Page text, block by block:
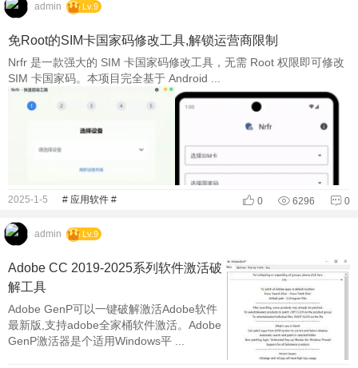
admin Lv.9
免Root的SIM卡国家码修改工具,解锁运营商限制
Nrfr 是一款强大的 SIM 卡国家码修改工具，无需 Root 权限即可修改
SIM 卡国家码。本项目完全基于 Android ...
2025-1-5 # 应用软件 # 0 6296 0
admin Lv.9
Adobe CC 2019-2025系列软件激活破
解工具
Adobe GenP可以一键破解激活Adobe软件
最新版,支持adobe全家桶软件激活。Adobe
GenP激活器是个适用Windows平 ...